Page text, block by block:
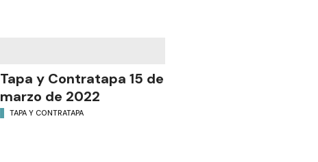
Tapa y Contratapa 15 de
marzo de 2022
TAPA Y CONTRATAPA